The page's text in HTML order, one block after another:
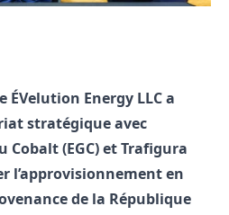
Energy LLC a
stratégique avec
Cobalt (EGC) et Trafigura
l’approvisionnement en
de la République